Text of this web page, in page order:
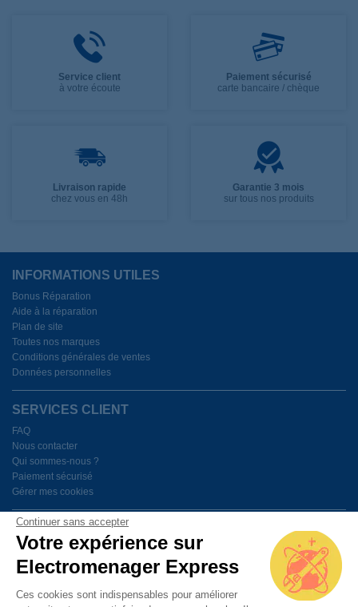
Continuer sans accepter
Votre expérience sur
Electromenager Express
Ces cookies sont indispensables pour améliorer
Service client
à votre écoute
Paiement sécurisé
carte bancaire / chèque
Livraison rapide
chez vous en 48h
Garantie 3 mois
sur tous nos produits
INFORMATIONS UTILES
Bonus Réparation
Aide à la réparation
Plan de site
Toutes nos marques
Conditions générales de ventes
Données personnelles
SERVICES CLIENT
FAQ
Nous contacter
Qui sommes-nous ?
Paiement sécurisé
Gérer mes cookies
BESOIN D'AIDE ?